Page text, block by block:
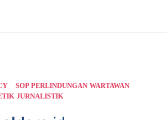
SOP PERLINDUNGAN WARTAWAN
JURNALISTIK